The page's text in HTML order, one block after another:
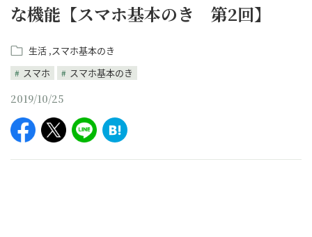
な機能【スマホ基本のき 第2回】
生活 スマホ基本のき
スマホ
スマホ基本のき
2019/10/25